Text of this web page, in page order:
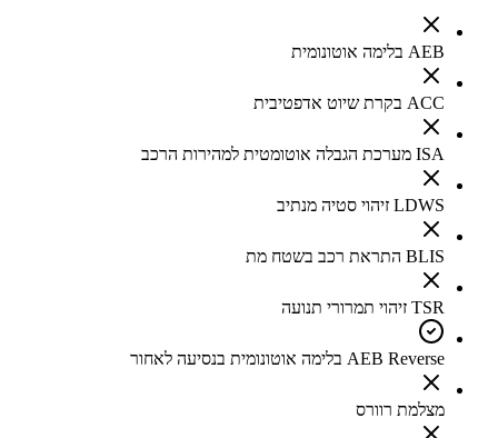
AEB בלימה אוטונומית
ACC בקרת שיוט אדפטיבית
ISA מערכת הגבלה אוטומטית למהירות הרכב
LDWS זיהוי סטיה מנתיב
BLIS התראת רכב בשטח מת
TSR זיהוי תמרורי תנועה
AEB Reverse בלימה אוטונומית בנסיעה לאחור
מצלמת רוורס